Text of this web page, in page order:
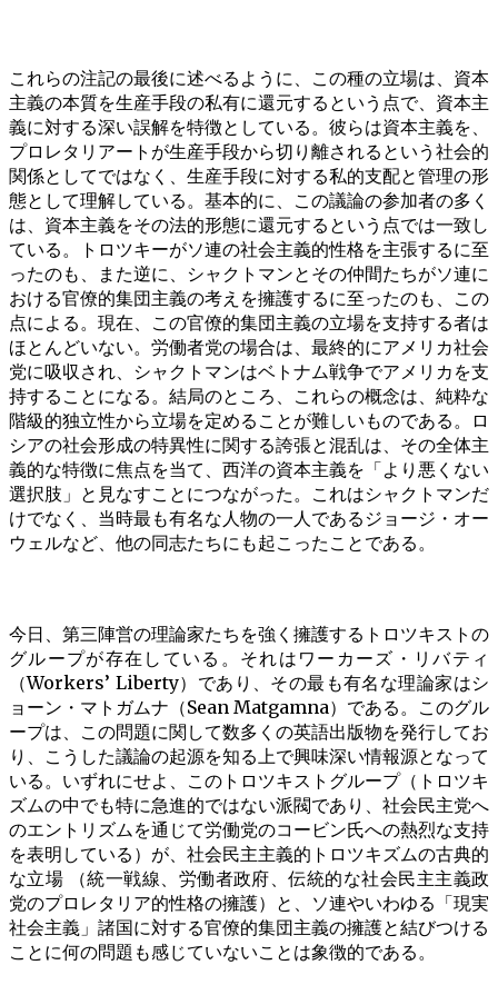
これらの注記の最後に述べるように、この種の立場は、資本
主義の本質を生産手段の私有に還元するという点で、資本主
義に対する深い誤解を特徴としている。彼らは資本主義を、
プロレタリアートが生産手段から切り離されるという社会的
関係としてではなく、生産手段に対する私的支配と管理の形
態として理解している。基本的に、この議論の参加者の多く
は、資本主義をその法的形態に還元するという点では一致し
ている。トロツキーがソ連の社会主義的性格を主張するに至
ったのも、また逆に、シャクトマンとその仲間たちがソ連に
おける官僚的集団主義の考えを擁護するに至ったのも、この
点による。現在、この官僚的集団主義の立場を支持する者は
ほとんどいない。労働者党の場合は、最終的にアメリカ社会
党に吸収され、シャクトマンはベトナム戦争でアメリカを支
持することになる。結局のところ、これらの概念は、純粋な
階級的独立性から立場を定めることが難しいものである。ロ
シアの社会形成の特異性に関する誇張と混乱は、その全体主
義的な特徴に焦点を当て、西洋の資本主義を「より悪くない
選択肢」と見なすことにつながった。これはシャクトマンだ
けでなく、当時最も有名な人物の一人であるジョージ・オー
ウェルなど、他の同志たちにも起こったことである。
今日、第三陣営の理論家たちを強く擁護するトロツキストの
グループが存在している。それはワーカーズ・リバティ
（Workers’ Liberty）であり、その最も有名な理論家はシ
ョーン・マトガムナ（Sean Matgamna）である。このグル
ープは、この問題に関して数多くの英語出版物を発行してお
り、こうした議論の起源を知る上で興味深い情報源となって
いる。いずれにせよ、このトロツキストグループ（トロツキ
ズムの中でも特に急進的ではない派閥であり、社会民主党へ
のエントリズムを通じて労働党のコービン氏への熱烈な支持
を表明している）が、社会民主主義的トロツキズムの古典的
な立場 （統一戦線、労働者政府、伝統的な社会民主主義政
党のプロレタリア的性格の擁護）と、ソ連やいわゆる「現実
社会主義」諸国に対する官僚的集団主義の擁護と結びつける
ことに何の問題も感じていないことは象徴的である。